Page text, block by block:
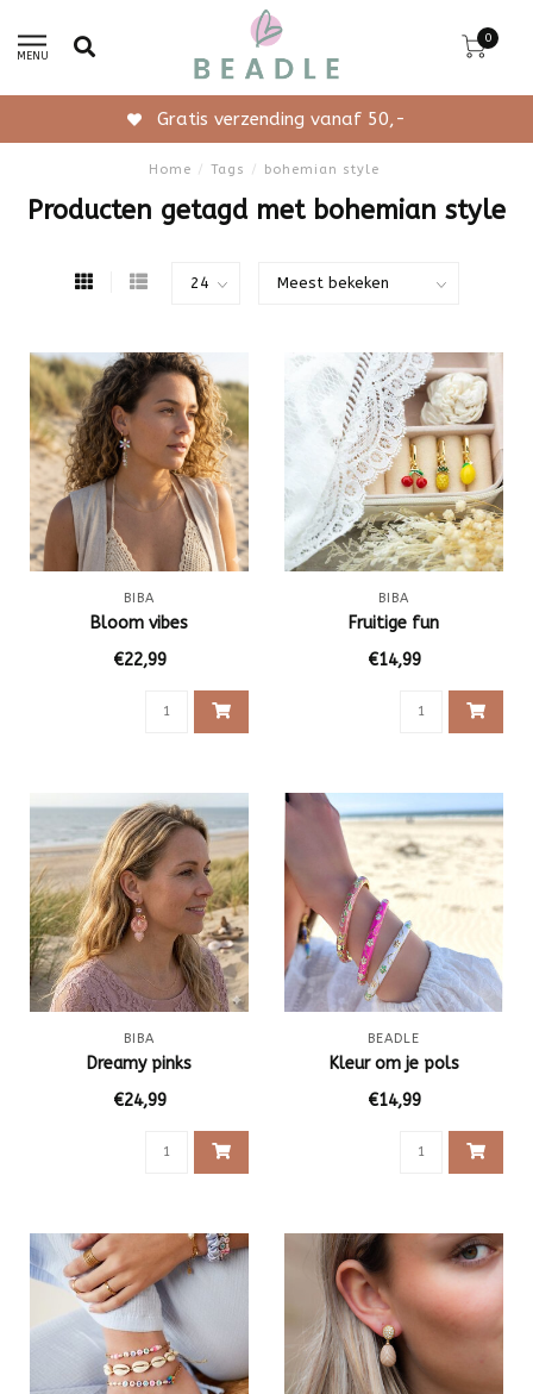
MENU
0
Gratis verzending vanaf 50,-
Home / Tags / bohemian style
Producten getagd met bohemian style
BIBA
Bloom vibes
€22,99
BIBA
Fruitige fun
€14,99
BIBA
Dreamy pinks
€24,99
BEADLE
Kleur om je pols
€14,99